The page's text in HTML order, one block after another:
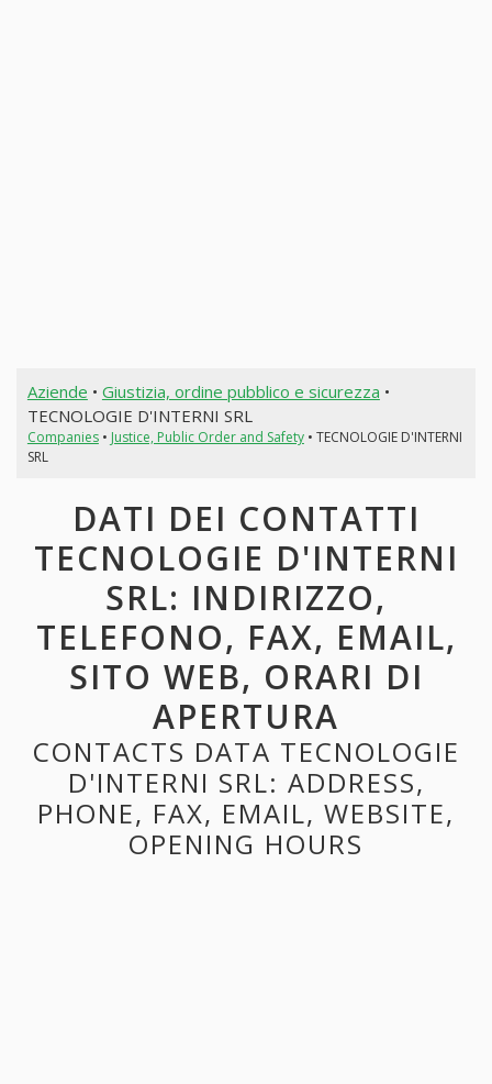
Aziende • Giustizia, ordine pubblico e sicurezza •
TECNOLOGIE D'INTERNI SRL
Companies• Justice, Public Order and Safety• TECNOLOGIE D'INTERNI
SRL
DATI DEI CONTATTI
TECNOLOGIE D'INTERNI
SRL: INDIRIZZO,
TELEFONO, FAX, EMAIL,
SITO WEB, ORARI DI
APERTURA
CONTACTS DATA TECNOLOGIE
D'INTERNI SRL: ADDRESS,
PHONE, FAX, EMAIL, WEBSITE,
OPENING HOURS